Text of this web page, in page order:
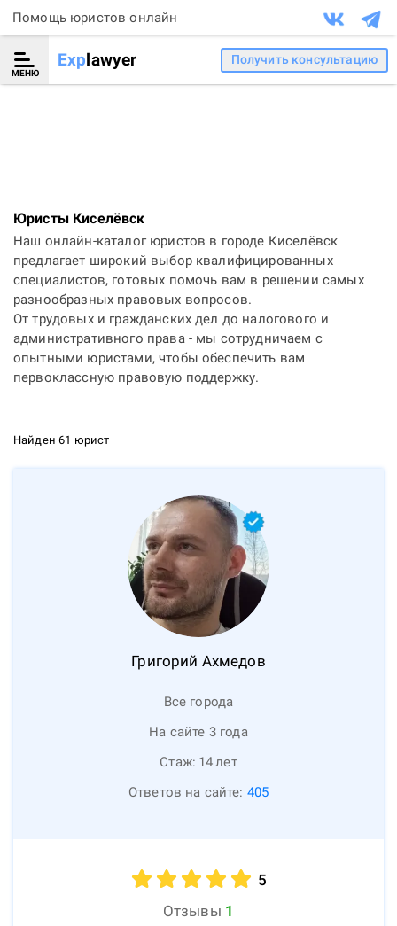
Помощь юристов онлайн
МЕНЮ
Explawyer Получить консультацию
Юристы Киселёвск
Наш онлайн-каталог юристов в городе Киселёвск
предлагает широкий выбор квалифицированных
специалистов, готовых помочь вам в решении самых
разнообразных правовых вопросов.
От трудовых и гражданских дел до налогового и
административного права - мы сотрудничаем с
опытными юристами, чтобы обеспечить вам
первоклассную правовую поддержку.
Найден 61 юрист
Григорий Ахмедов
Все города
На сайте 3 года
Стаж: 14лет
Ответов на сайте: 405
5
Отзывы 1